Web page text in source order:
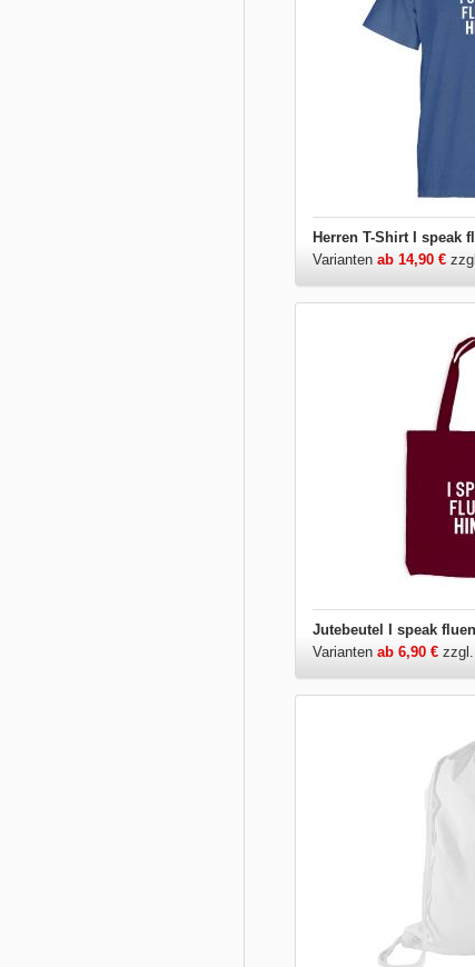
Herren T-Shirt I speak
Varianten ab 14,90 €
Jutebeutel I speak
Varianten ab 6,90 € zzgl.